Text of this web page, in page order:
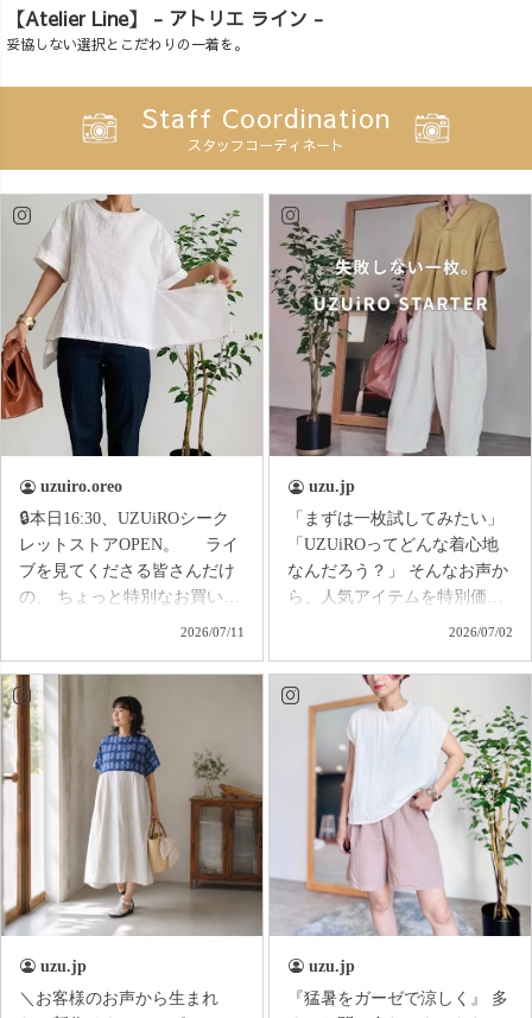
【Atelier Line】 - アトリエ ライン -
妥協しない選択とこだわりの一着を。
Staff Coordination
スタッフコーディネート
uzuiro.oreo
🔒本日16:30、UZUiROシーク
レットストアOPEN。 ライ
ブを見てくださる皆さんだけ
の、 ちょっと特別なお買い物
メントしてくださった方だけ
に、特別に【シークレット商
品ページ】をお届け📩 今回の
限定アイテムは… 『ひらりヘ
ムプルオーバー』 歩くたびに
裾がひらり。 まるで金魚のし
っぽのように揺れる、 大人か
わいいシルエットが魅力の一
枚です。 しかも今回は、 Re
シリーズの一点もの。 各カラ
ー・各サイズともに数着の
み。 ライブだからこそ出会え
る、 ライブだからこそ買え
2026/07/11
uzu.jp
「まずは一枚試してみたい」
「UZUiROってどんな着心地
なんだろう？」 そんなお声か
ら、人気アイテムを特別価格
ターターシリーズは、あえて
染色をしていない〈生成りカ
ラー〉。 晒しをしないコ
ットンそのままの色味で、
UZUiROのものづくりや素材
の気持ちよさを、もっと手に
取りやすい価格でお届けして
います。 ふわっと軽く
て、 肌がよろこぶ気持ちよ
さ。 ゆったり着られるの
に、 ちゃんと素敵に見える。
愛知でつくる、毎日に寄り
添う服を全国にお届けしてい
2026/07/02
uzu.jp
＼お客様のお声から生まれ
uzu.jp
『猛暑をガーゼで涼しく』 多